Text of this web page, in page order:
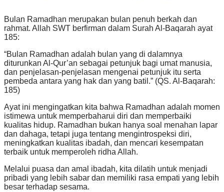
Bulan Ramadhan merupakan bulan penuh berkah dan
rahmat. Allah SWT berfirman dalam Surah Al-Baqarah ayat
185:
“Bulan Ramadhan adalah bulan yang di dalamnya
diturunkan Al-Qur’an sebagai petunjuk bagi umat manusia,
dan penjelasan-penjelasan mengenai petunjuk itu serta
pembeda antara yang hak dan yang batil.” (QS. Al-Baqarah:
185)
Ayat ini mengingatkan kita bahwa Ramadhan adalah momen
istimewa untuk memperbaharui diri dan memperbaiki
kualitas hidup. Ramadhan bukan hanya soal menahan lapar
dan dahaga, tetapi juga tentang mengintrospeksi diri,
meningkatkan kualitas ibadah, dan mencari kesempatan
terbaik untuk memperoleh ridha Allah.
Melalui puasa dan amal ibadah, kita dilatih untuk menjadi
pribadi yang lebih sabar dan memiliki rasa empati yang lebih
besar terhadap sesama.